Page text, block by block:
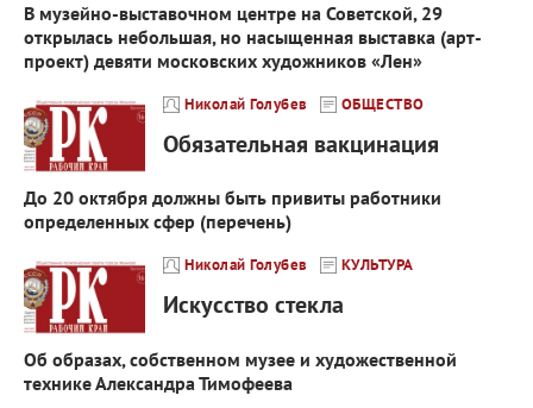
В музейно-выставочном центре на Советской, 29
открылась небольшая, но насыщенная выставка (арт-
проект) девяти московских художников «Лен»
Николай Голубев ОБЩЕСТВО
Обязательная вакцинация
До 20 октября должны быть привиты работники
определенных сфер (перечень)
Николай Голубев КУЛЬТУРА
Искусство стекла
Об образах, собственном музее и художественной
технике Александра Тимофеева